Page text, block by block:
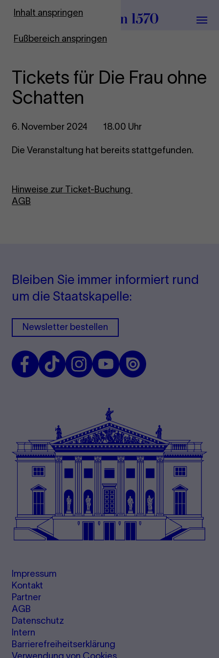
Inhalt anspringen
Fußbereich anspringen
Zur Startseite
Menü
Tickets für Die Frau ohne
Schatten
6. November 2024 18.00 Uhr
Die Veranstaltung hat bereits stattgefunden.
Hinweise zur Ticket-Buchung
AGB
Bleiben Sie immer informiert rund
um die Staatskapelle:
Newsletter bestellen
FacebookTikTokInstagramYoutubeIssuu
Impressum
Kontakt
Partner
AGB
Datenschutz
Intern
Barrierefreiheitserklärung
Verwendung von Cookies